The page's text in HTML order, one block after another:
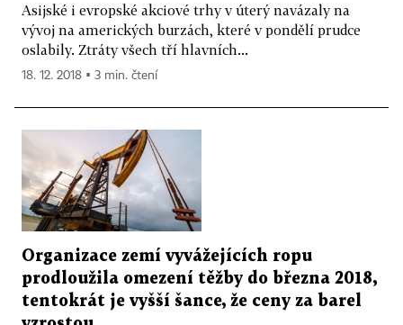
Asijské i evropské akciové trhy v úterý navázaly na
vývoj na amerických burzách, které v pondělí prudce
oslabily. Ztráty všech tří hlavních...
18. 12. 2018 ▪ 3 min. čtení
Organizace zemí vyvážejících ropu
prodloužila omezení těžby do března 2018,
tentokrát je vyšší šance, že ceny za barel